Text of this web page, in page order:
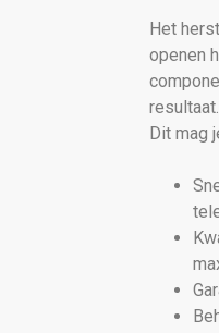
Het
openen
resultaat.
Dit mag